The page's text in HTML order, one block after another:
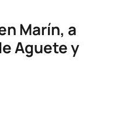
Marín, a
Aguete y